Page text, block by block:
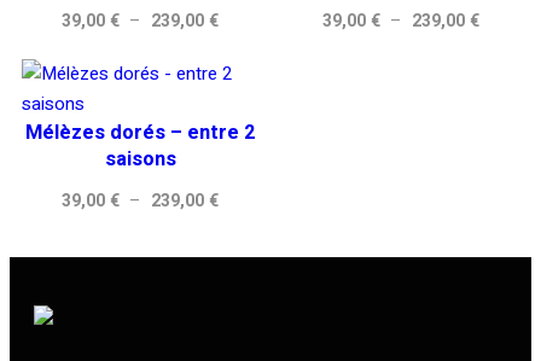
39,00 € – 239,00 €Plage
prix :
à
39,00 € – 239,00 €Plage
Mélèzes dorés – entre 2
saisons
39,00 € – 239,00 €Plage
prix :